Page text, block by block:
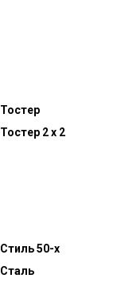
Тостер
Тостер 2 х 2
Стиль 50-х
Сталь